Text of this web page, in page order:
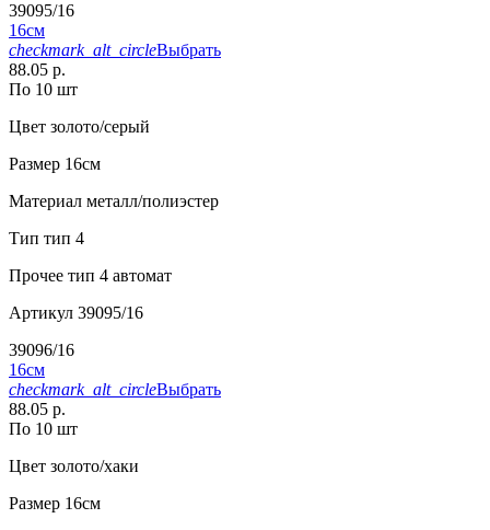
39095/16
16см
checkmark_alt_circleВыбрать
88.05 р.
По 10 шт
Цвет золото/серый
Размер 16см
Материал металл/полиэстер
Тип тип 4
Прочее тип 4 автомат
Артикул 39095/16
39096/16
16см
checkmark_alt_circleВыбрать
88.05 р.
По 10 шт
Цвет золото/хаки
Размер 16см